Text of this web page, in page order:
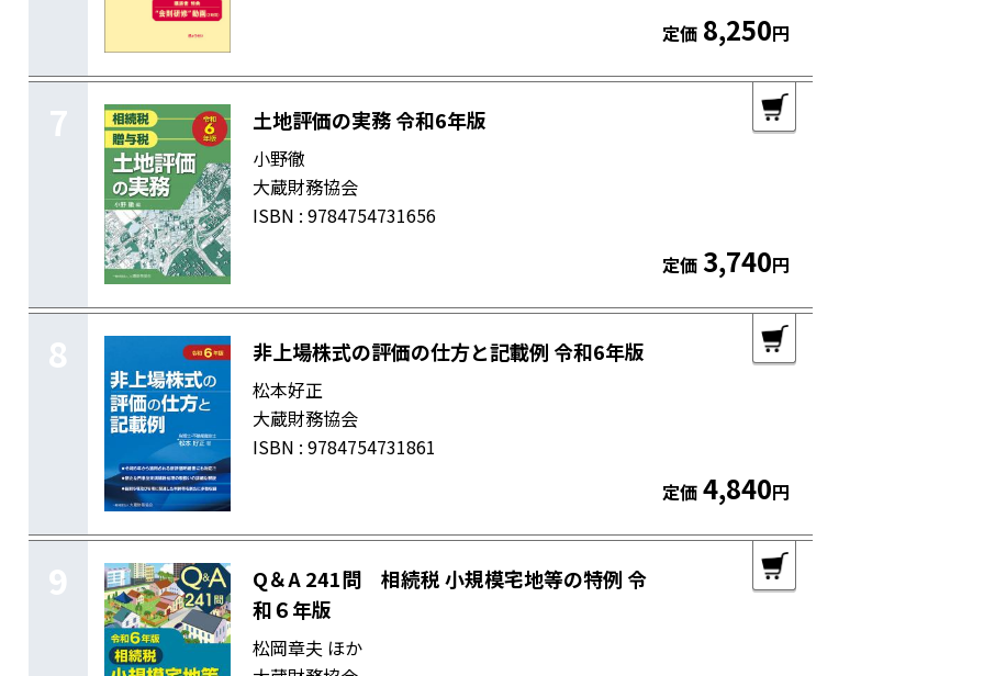
定価 8,250円
7 土地評価の実務 令和6年版
小野徹
大蔵財務協会
ISBN : 9784754731656
定価 3,740円
8 非上場株式の評価の仕方と記載例 令和6年版
松本好正
大蔵財務協会
ISBN : 9784754731861
定価 4,840円
9
Q＆A 241問 相続税 小規模宅地等の特例 令
和６年版
松岡章夫 ほか